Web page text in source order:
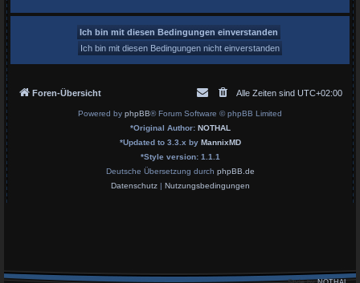
Foren-Übersicht Alle Zeiten sind UTC+02:00
Powered by phpBB® Forum Software © phpBB Limited
*Original Author: NOTHAL
*Updated to 3.3.x by MannixMD
*Style version: 1.1.1
Deutsche Übersetzung durch phpBB.de
Datenschutz| Nutzungsbedingungen